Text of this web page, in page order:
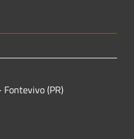
(PR)